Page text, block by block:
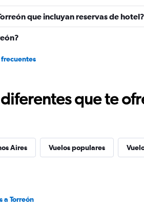
que incluyan reservas de hotel?
frecuentes
que te
Aires Vuelos populares
a Torreón